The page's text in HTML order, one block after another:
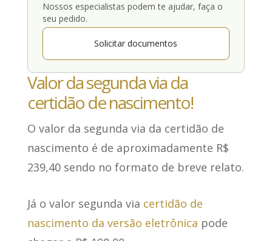
Nossos especialistas podem te ajudar, faça o
seu pedido.
Solicitar documentos
Valor da segunda via da
certidão de nascimento!
O valor da segunda via da certidão de
nascimento é de aproximadamente R$
239,40sendo no formato de breve relato.
Já o valor segunda via certidão de
nascimento da versão eletrônica pode